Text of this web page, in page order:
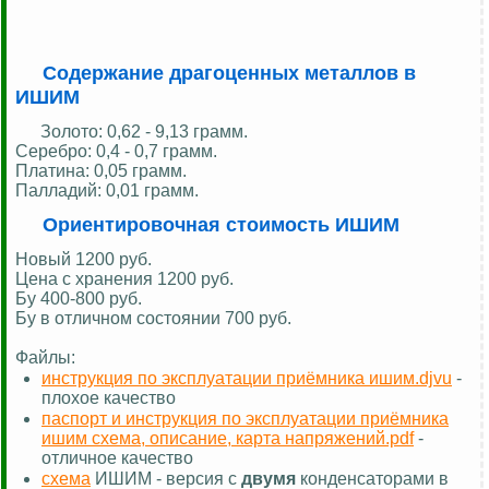
Содержание драгоценных металлов в
ИШИМ
Золото: 0,62 - 9,13 грамм.
Серебро: 0,4 - 0,7 грамм.
Платина: 0,05 грамм.
Палладий: 0,01 грамм.
Ориентировочная стоимость ИШИМ
Новый 1200 руб.
Цена c хранения 1200 руб.
Бу 400-800 руб.
Бу в отличном состоянии 700 руб.
Файлы:
инструкция по эксплуатации приёмника ишим.djvu -
плохое качество
паспорт и инструкция по эксплуатации приёмника
ишим схема, описание, карта напряжений.pdf-
отличное качество
схема ИШИМ - версия с двумя конденсаторами в